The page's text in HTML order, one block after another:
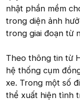
nhật phần mềm
trong diện ảnh
trong giai đoạn từ
Theo thông tin từ
hệ thống cụm
xe. Trong một số
thể xuất hiện tình